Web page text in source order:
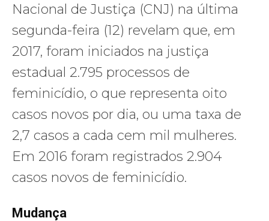
Nacional de Justiça (CNJ) na última
segunda-feira (12) revelam que, em
2017, foram iniciados na justiça
estadual 2.795 processos de
feminicídio, o que representa oito
casos novos por dia, ou uma taxa de
2,7 casos a cada cem mil mulheres.
Em 2016 foram registrados 2.904
casos novos de feminicídio.
Mudança